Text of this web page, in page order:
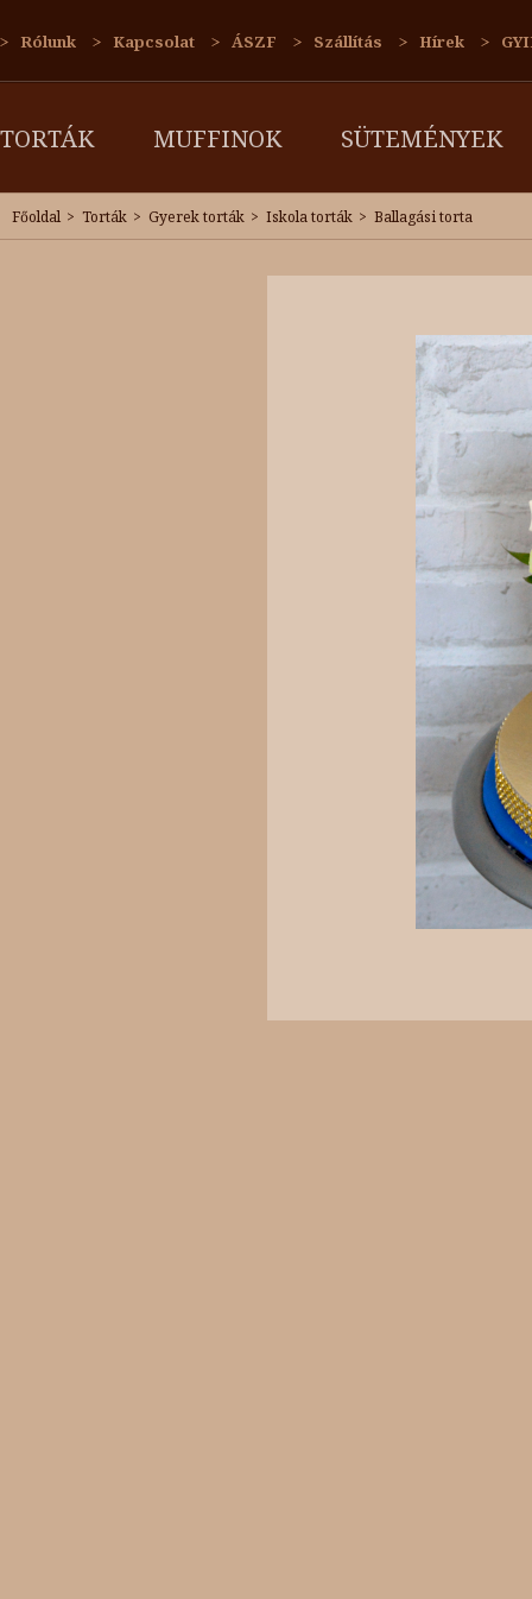
Rólunk Kapcsolat ÁSZF Szállítás Hírek
TORTÁK MUFFINOK SÜTEMÉNYEK
Főoldal Torták Gyerek torták Iskola torták Ballagási torta